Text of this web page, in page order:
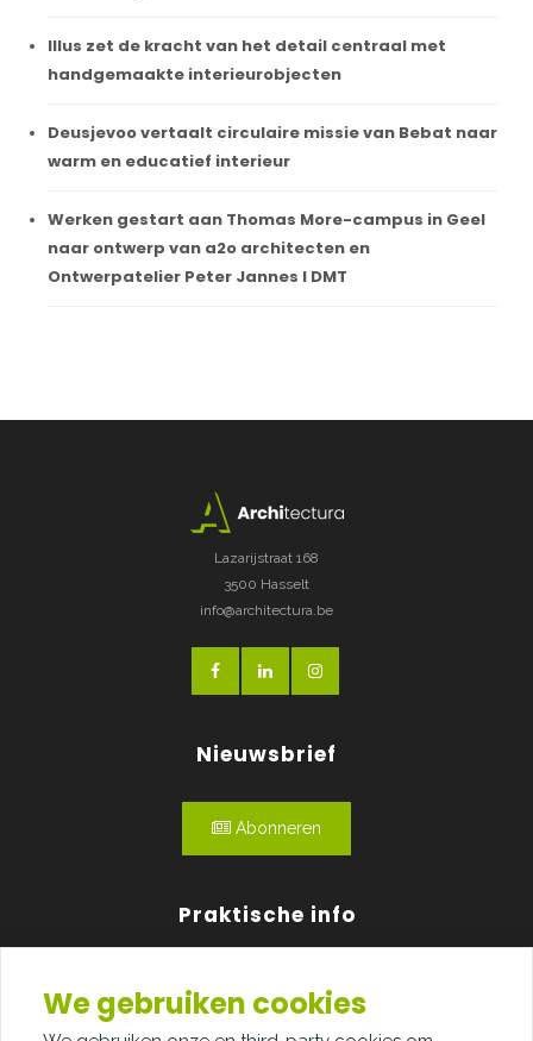
Illus zet de kracht van het detail centraal met
handgemaakte interieurobjecten
Deusjevoo vertaalt circulaire missie van Bebat naar
warm en educatief interieur
Werken gestart aan Thomas More-campus in Geel
naar ontwerp van a2o architecten en
Ontwerpatelier Peter Jannes I DMT
Lazarijstraat 168
3500 Hasselt
info@architectura.be
Nieuwsbrief
Abonneren
Praktische info
Over ons
We gebruiken cookies